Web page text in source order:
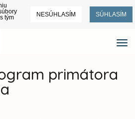
tým
NESÚHLASÍM SÚHLASÍM
primátora